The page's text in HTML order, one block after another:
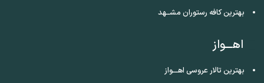
بهترین کافه رستوران مشــهد
اهـــواز
بهترین تالار عروسی اهـــواز